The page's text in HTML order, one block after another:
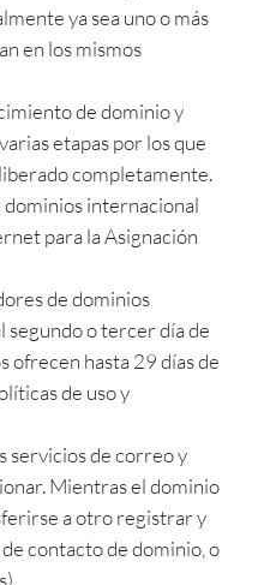
ya sea uno o más
en los mismos
de dominio y
etapas por los que
completamente.
dominios internacional
para la Asignación
de dominios
segundo o tercer día de
ofrecen hasta 29 días de
de uso y
servicios de correo y
Mientras el dominio
a otro registrar y
contacto de dominio, o